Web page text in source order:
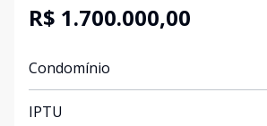
R$ 1.700.000,00
Condomínio
IPTU